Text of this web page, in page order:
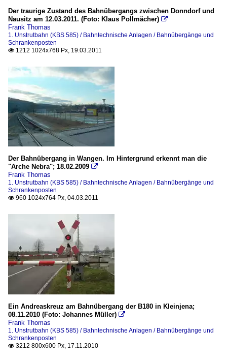
Der traurige Zustand des Bahnübergangs zwischen Donndorf und
Nausitz am 12.03.2011. (Foto: Klaus Pollmächer) 
Frank Thomas
1. Unstrutbahn (KBS 585) / Bahntechnische Anlagen / Bahnübergänge und
Schrankenposten
 1212 1024x768 Px, 19.03.2011
Der Bahnübergang in Wangen. Im Hintergrund erkennt man die
"Arche Nebra"; 18.02.2009 
Frank Thomas
1. Unstrutbahn (KBS 585) / Bahntechnische Anlagen / Bahnübergänge und
Schrankenposten
 960 1024x764 Px, 04.03.2011
Ein Andreaskreuz am Bahnübergang der B180 in Kleinjena;
08.11.2010 (Foto: Johannes Müller) 
Frank Thomas
1. Unstrutbahn (KBS 585) / Bahntechnische Anlagen / Bahnübergänge und
Schrankenposten
 3212 800x600 Px, 17.11.2010